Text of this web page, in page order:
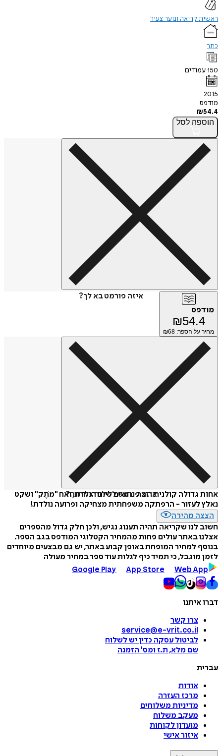
ראשית קריאה ונוער צעיר
כתר
150עמודים
2015
מודפס
₪54.4
הוספה לסל
איזה פורמט בא לך?
מודפס
₪54.4
מחיר על הספר: ₪ 68
איזה פורמט לשלוח כמתנה?
אחות גדולה קולנית רוצה נחשים ליום הולדת, ואח "מֹתֶק" ושקט
נאלץ לעזור - הרפתקה משפחתית מצחיקה ופרועה נולדת!
הצצה מהירה
חשוב לנו שקריאה תהיה תענוג נגיש, ולכן חלק גדול מהספרים
אצלנו באתר עולים פחות מהמחיר הקטלוגי המודפס בגב הספר.
בנוסף למחיר המופחת באופן קבוע באתר, יש גם מבצעים מיוחדים
לזמן מוגבל, כי תמיד כיף לגלות עוד ספר במחיר מעולה
Google Play
App Store Web App
דברו איתנו
צרו קשר
service@e-vrit.co.il
לביטול עסקה כדין יש לשלוח
שם מלא, ת.ז ומס' הזמנה
עברית
אודות
מרכז העזרה
מדיניות משלוחים
מעקב משלוח
מועדון לקוחות
איזור אישי